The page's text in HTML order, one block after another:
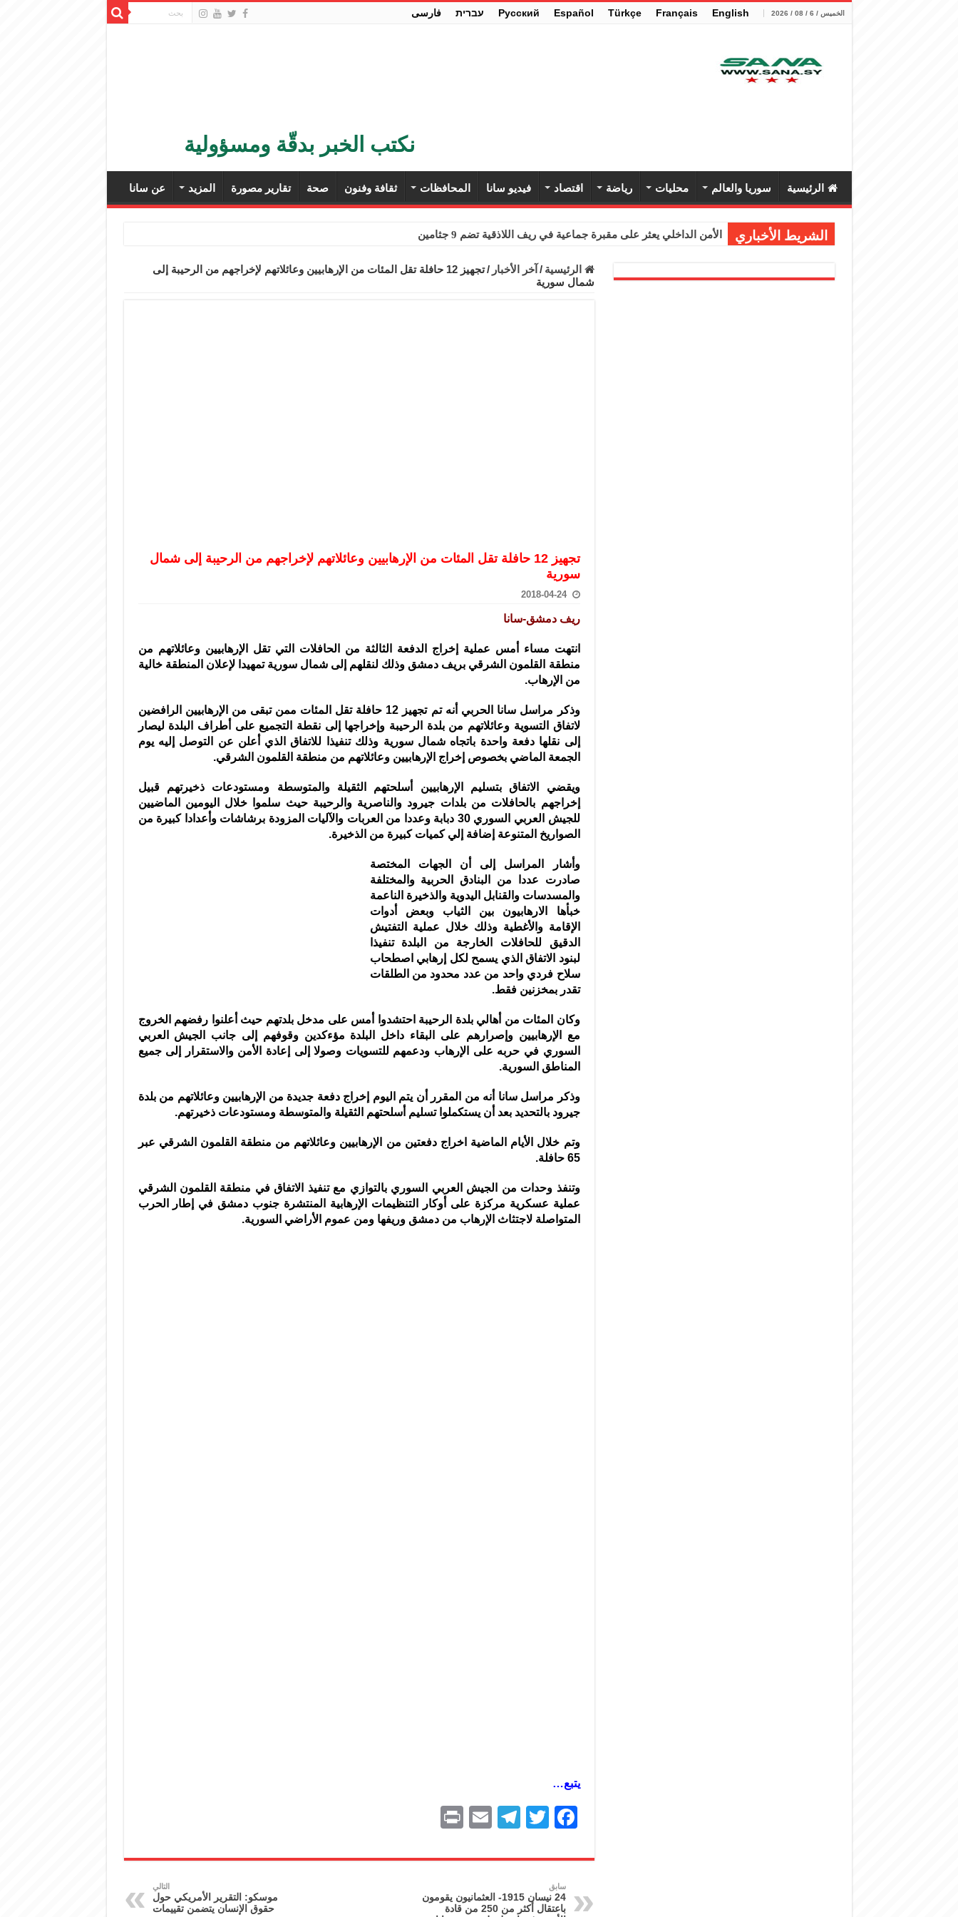
الخميس / 6 / 08 / 2026 English
Français
Türkçe
Español
Pусский עברית فارسی
نكتب الخبر بدقّة ومسؤولية
الرئيسية سوريا والعالم محليات رياضة اقتصاد فيديو سانا المحافظات ثقافة وفنون صحة تقارير مصورة المزيد عن سانا
الشريط الأخباري الأمن الداخلي يعثر على مقبرة جماعية في ريف اللاذقية تضم 9 جثامين
برنية: مرسوم بإعفاء مستهلكي الكهرباء المنزلية والتجارية والصناعية من الرسوم
الرئيسية / آخر الأخبار /
تجهيز 12 حافلة تقل المئات من الإرهابيين وعائلاتهم لإخراجهم من الرحيبة إلى
شمال سورية
تجهيز 12 حافلة تقل المئات من الإرهابيين وعائلاتهم لإخراجهم من الرحيبة إلى شمال
سورية
2018-04-24
ريف دمشق-سانا
انتهت مساء أمس عملية إخراج الدفعة الثالثة من الحافلات التي تقل الإرهابيين وعائلاتهم من
منطقة القلمون الشرقي بريف دمشق وذلك لنقلهم إلى شمال سورية تمهيدا لإعلان المنطقة خالية
من الإرهاب.
وذكر مراسل سانا الحربي أنه تم تجهيز 12 حافلة تقل المئات ممن تبقى من الإرهابيين الرافضين
لاتفاق التسوية وعائلاتهم من بلدة الرحيبة وإخراجها إلى نقطة التجميع على أطراف البلدة ليصار
إلى نقلها دفعة واحدة باتجاه شمال سورية وذلك تنفيذا للاتفاق الذي أعلن عن التوصل إليه يوم
الجمعة الماضي بخصوص إخراج الإرهابيين وعائلاتهم من منطقة القلمون الشرقي.
ويقضي الاتفاق بتسليم الإرهابيين أسلحتهم الثقيلة والمتوسطة ومستودعات ذخيرتهم قبيل
إخراجهم بالحافلات من بلدات جيرود والناصرية والرحيبة حيث سلموا خلال اليومين الماضيين
للجيش العربي السوري 30 دبابة وعددا من العربات والآليات المزودة برشاشات وأعدادا كبيرة من
الصواريخ المتنوعة إضافة إلي كميات كبيرة من الذخيرة.
وأشار المراسل إلى أن الجهات المختصة
صادرت عددا من البنادق الحربية والمختلفة
والمسدسات والقنابل اليدوية والذخيرة الناعمة
خبأها الارهابيون بين الثياب وبعض أدوات
الإقامة والأغطية وذلك خلال عملية التفتيش
الدقيق للحافلات الخارجة من البلدة تنفيذا
لبنود الاتفاق الذي يسمح لكل إرهابي اصطحاب
سلاح فردي واحد من عدد محدود من الطلقات
تقدر بمخزنين فقط.
وكان المئات من أهالي بلدة الرحيبة احتشدوا أمس على مدخل بلدتهم حيث أعلنوا رفضهم الخروج
مع الإرهابيين وإصرارهم على البقاء داخل البلدة مؤءكدين وقوفهم إلى جانب الجيش العربي
السوري في حربه على الإرهاب ودعمهم للتسويات وصولا إلى إعادة الأمن والاستقرار إلى جميع
المناطق السورية.
وذكر مراسل سانا أنه من المقرر أن يتم اليوم إخراج دفعة جديدة من الإرهابيين وعائلاتهم من بلدة
جيرود بالتحديد بعد أن يستكملوا تسليم أسلحتهم الثقيلة والمتوسطة ومستودعات ذخيرتهم.
وتم خلال الأيام الماضية اخراج دفعتين من الإرهابيين وعائلاتهم من منطقة القلمون الشرقي عبر
65 حافلة.
وتنفذ وحدات من الجيش العربي السوري بالتوازي مع تنفيذ الاتفاق في منطقة القلمون الشرقي
عملية عسكرية مركزة على أوكار التنظيمات الإرهابية المنتشرة جنوب دمشق في إطار الحرب
المتواصلة لاجتثاث الإرهاب من دمشق وريفها ومن عموم الأراضي السورية.
يتبع…
F
c
e
b
T
itt
T
e
gr
a
E
ai
nt
سابق
24 نيسان 1915- العثمانيون يقومون
باعتقال أكثر من 250 من قادة
التالي
موسكو: التقرير الأمريكي حول
حقوق الإنسان يتضمن تقييمات